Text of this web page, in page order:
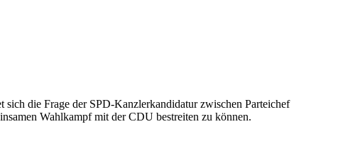
die Frage der SPD-Kanzlerkandidatur zwischen Parteichef
Wahlkampf mit der CDU bestreiten zu können.